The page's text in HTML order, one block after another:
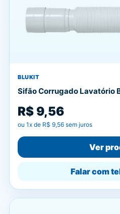
BLUKIT
Sifão Corrugado Lavatório
R$ 9,56
ou 1x de R$ 9,56 sem juros
Ver
Falar com